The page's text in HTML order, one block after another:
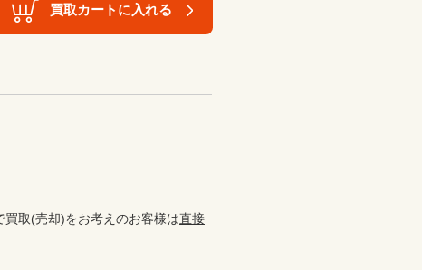
買取カートに入れる
取(売却)をお考えのお客様は直接